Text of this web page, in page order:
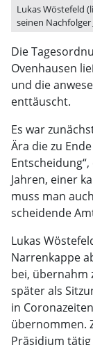
Lukas Wöstefeld
seinen
Die
Ovenhausen
und die
enttäuscht.
Es war
Ära die zu
Jahren, einer
muss man
scheidende
Lukas
Narrenkappe
bei, übernahm
später als
in
übernommen.
Präsidium